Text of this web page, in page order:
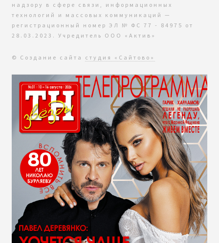
надзору в сфере связи, информационных
технологий и массовых коммуникаций —
регистрационный номер ЭЛ № ФС 77 - 84975 от
28.03.2023. Учредитель ООО «Актив»
© Создание сайта студия «Сайтово»